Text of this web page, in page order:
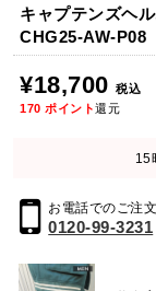
キャプテンズヘ
CHG25-AW-P08
¥18,700 税込
170 ポイント還元
15
お電話でのご注
0120-99-3231